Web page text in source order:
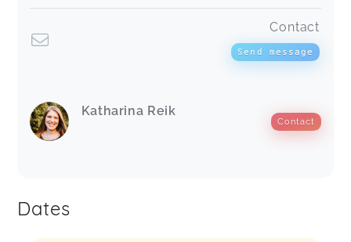
Contact
Send message
Katharina Reik
Contact
Dates